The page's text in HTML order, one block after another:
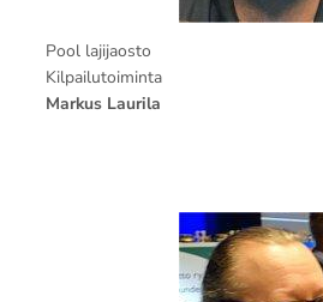
Pool lajijaosto
Kilpailutoiminta
Markus Laurila